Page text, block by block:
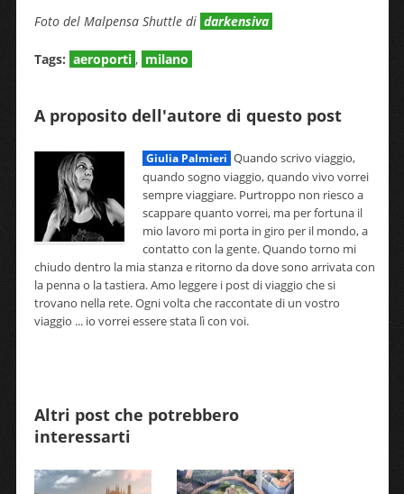
Foto del Malpensa Shuttle di darkensiva
Tags: aeroporti , milano
A proposito dell'autore di questo post
Giulia Palmieri Quando scrivo viaggio,
quando sogno viaggio, quando vivo vorrei
sempre viaggiare. Purtroppo non riesco a
scappare quanto vorrei, ma per fortuna il
mio lavoro mi porta in giro per il mondo, a
contatto con la gente. Quando torno mi
chiudo dentro la mia stanza e ritorno da dove sono arrivata con
la penna o la tastiera. Amo leggere i post di viaggio che si
trovano nella rete. Ogni volta che raccontate di un vostro
viaggio ... io vorrei essere stata lì con voi.
Altri post che potrebbero
interessarti